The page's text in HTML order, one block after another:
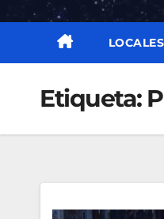
LOCALES
Etiqueta: